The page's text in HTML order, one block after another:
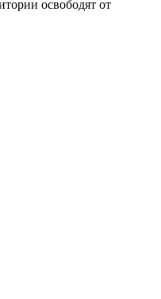
освободят от